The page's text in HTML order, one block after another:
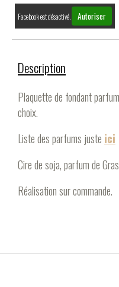
Facebook est désactivé. Autoriser
Description
Plaquette de fondant
choix.
Liste des parfums juste ici
Cire de soja, parfum de
Réalisation sur commande.